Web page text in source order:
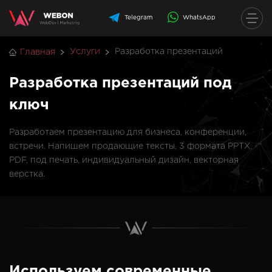
Telegram WhatsApp
Главная Услуги Разработка презентаций
Разработка презентаций под
ключ
Разработаем презентацию для бизнеса, конференции,
встречи. Напишем продающие тексты, 3 формата PPTX,
PDF, под печать, индивидуальный дизайн, векторная
верстка.